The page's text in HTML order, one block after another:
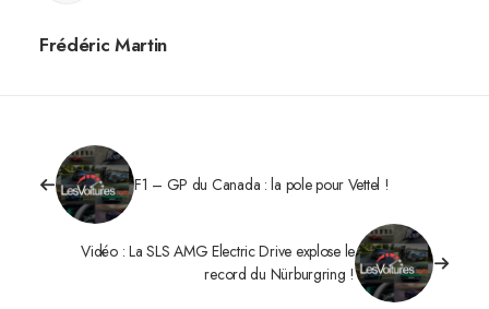
Frédéric Martin
F1 – GP du Canada : la pole pour Vettel !
Vidéo : La SLS AMG Electric Drive explose le
record du Nürburgring !